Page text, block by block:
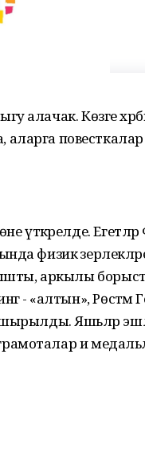
алачак. Көзге
повесткалар
үткәрелде.
физик
аркылы
- «алтын», Рөстәм
Яшьләр
и